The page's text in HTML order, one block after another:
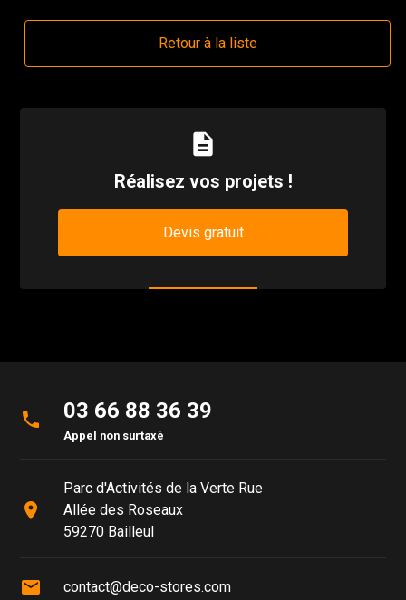
Retour à la liste
description
Réalisez vos projets !
Devis gratuit
phone 03 66 88 36 39
Appel non surtaxé
place
Parc d'Activités de la Verte Rue
Allée des Roseaux
59270 Bailleul
mail contact@deco-stores.com